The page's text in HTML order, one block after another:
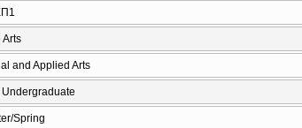
Arts
and Applied Arts
Undergraduate
Spring